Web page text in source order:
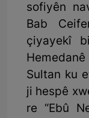
sofiyên
Bab
çiyayekî
Sultan ku
ji hespê
re “Ebû